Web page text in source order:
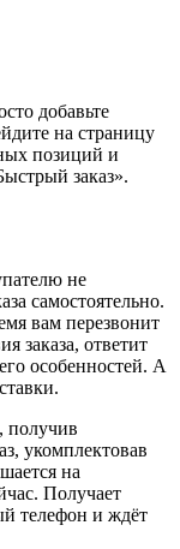
добавьте
на страницу
позиций и
заказ».
не
самостоятельно.
вам перезвонит
заказа, ответит
особенностей. А
получив
укомплектовав
на
Получает
телефон и ждёт